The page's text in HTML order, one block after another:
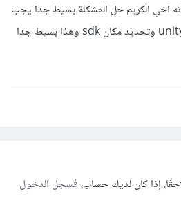
اخي الكريم حل المشكلة بسيط جدا يجب
الدخول للإعدادات الخاصه بunity وتحديد مكان sdk وهذا بسيط جدا
إذا كان لديك حساب،فسجل الدخول